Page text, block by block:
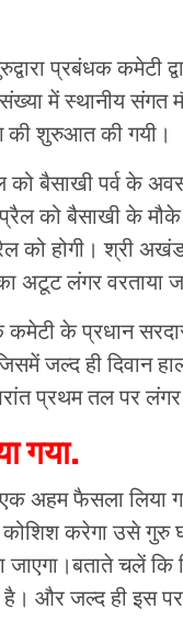
प्रबंधक कमेटी
में स्थानीय संगत
की शुरुआत की गयी।
बैसाखी पर्व के
को बैसाखी के
को होगी। श्री
अटूट लंगर वरताया
कमेटी के प्रधान
जिसमें जल्द ही
प्रथम तल पर
गया.
अहम फैसला लिया
करेगा उसे गुरु
जाएगा।बताते चलें
है। और जल्द ही इस